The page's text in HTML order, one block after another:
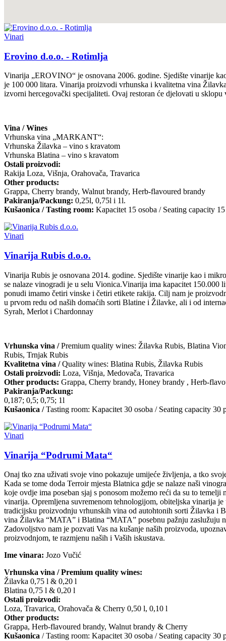
Vinari
Erovino d.o.o. - Rotimlja
Vinarija „EROVINO“ je osnovana 2006. godine. Sjedište vinarije
je 100 000 litara. Vinarija proizvodi vrhunska i kvalitetna vina
izvorni hercegovački specijaliteti. Ovaj restoran će djelovati u
Vina / Wines
Vrhunska vina „MARKANT“:
Vrhunska Žilavka – vino s kravatom
Vrhunska Blatina – vino s kravatom
Ostali proizvodi:
Rakija Loza, Višnja, Orahovača, Travarica
Other products:
Grappa, Cherry brandy, Walnut brandy, Herb-flavoured brandy
Pakiranja/Packung: 0,25l, 0,75l i 1l.
Kušaonica / Tasting room: Kapacitet 15 osoba / Seating capacity
Vinari
Vinarija Rubis d.o.o.
Vinarija Rubis je osnovana 2014. godine. Sjedište vinarije kao i
se nalaze vinogradi je u selu Vionica.Vinarija ima kapacitet 150.000
ponudi imamo četiri vinske i četiri etikete rakija. Cilj nam je
u prvom redu od naših domaćih sorti Blatine i Žilavke, ali i od
Syrah, Merlot i Chardonnay
Vrhunska vina /Premium quality wines: Žilavka Rubis, Blatina
Rubis, Trnjak Rubis
Kvalitetna vina /Quality wines: Blatina Rubis, Žilavka Rubis
Ostali proizvodi: Loza, Višnja, Medovača, Travarica
Other products: Grappa, Cherry brandy, Honey brandy , Herb-
Pakiranja/Packung:
0,187; 0,5; 0,75; 1l
Kušaonica /Tasting room: Kapacitet 30 osoba / Seating capacity 30
Vinari
Vinarija “Podrumi Mata“
Onaj tko zna uživati svoje vino pokazuje umijeće življenja, a tko
Kada se tome doda Terroir mjesta Blatnica gdje se nalaze naši
koje ovdje ima poseban sjaj s ponosom možemo reći da su to temelji
vinarija. Opremljena suvremenom tehnologijom, obiteljska vinarija je
tradicijsku proizvodnju vrhunskih vina od autohtonih sorti Žilavka i
vina Žilavka “MATA” i Blatina “MATA” posebnu pažnju zaslužuju
Zadovoljstvo nam je pozvati Vas na kušanje naših proizvoda,
proizvodnjom, te razmjenu naših i Vaših iskustava.
Ime vinara: Jozo Vučić
Vrhunska vina / Premium quality wines:
Žilavka 0,75 l & 0,20 l
Blatina 0,75 l & 0,20 l
Ostali proizvodi:
Loza, Travarica, Orahovača & Cherry 0,50 l, 0,10 l
Other products:
Grappa, Herb-flavoured brandy, Walnut brandy & Cherry
Kušaonica / Tasting room: Kapacitet 30 osoba / Seating capacity 30